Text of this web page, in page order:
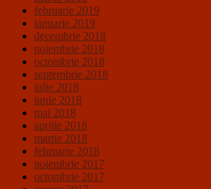
februarie 2019
ianuarie 2019
decembrie 2018
noiembrie 2018
octombrie 2018
septembrie 2018
iulie 2018
iunie 2018
mai 2018
aprilie 2018
martie 2018
februarie 2018
noiembrie 2017
octombrie 2017